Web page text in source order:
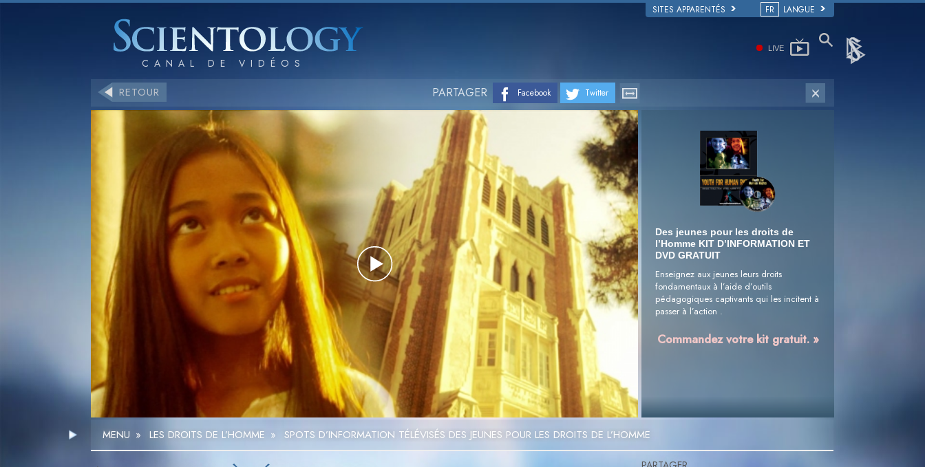
SITES APPARENTÉS FR LANGUE
LIVE
RETOUR PARTAGER Facebook Twitter
Play
Video
MENU » LES DROITS DE L’HOMME » SPOTS D’INFORMATION TÉLÉVISÉS DES JEUNES POUR LES DROITS DE L’HOMME
Des jeunes pour les droits de
l’Homme KIT D’INFORMATION ET
DVD GRATUIT
Enseignez aux jeunes leurs droits
fondamentaux à l’aide d’outils
pédagogiques captivants qui les incitent à
passer à l’action .
Commandez votre kit gratuit. »